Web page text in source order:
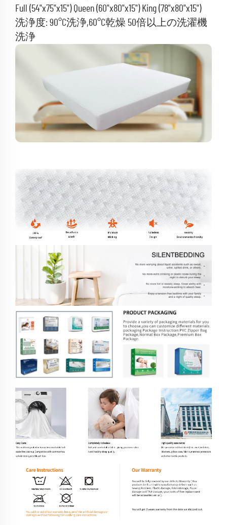
Full (54"x75"x15") Queen (60"x80"x15") King (78"x80"x15")
洗浄度: 90°C洗浄,60°C乾燥 50倍以上の洗濯機
洗浄